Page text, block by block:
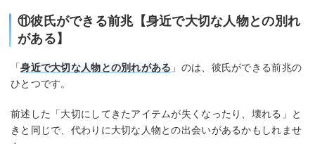
⑪彼氏ができる前兆【身近で大切な人物との別れ
がある】
「身近で大切な人物との別れがある 」のは、彼氏ができる前兆の
ひとつです。
前述した「大切にしてきたアイテムが失くなったり、壊れる」と
きと同じで、代わりに大切な人物との出会いがあるかもしれませ